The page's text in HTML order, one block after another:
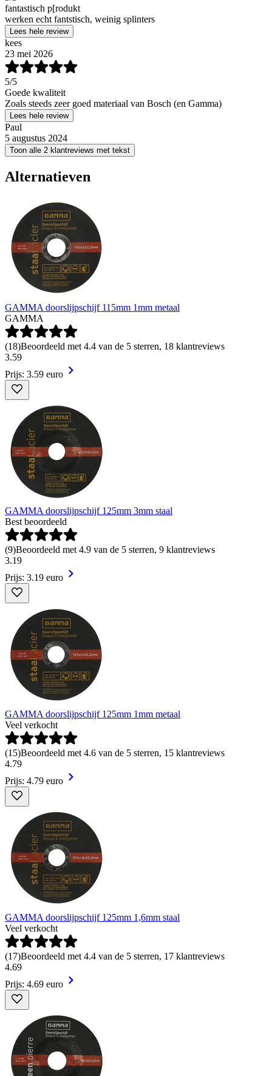
fantastisch p[rodukt
werken echt fantstisch, weinig splinters
Lees hele review
kees
23 mei 2026
5/5
Goede kwaliteit
Zoals steeds zeer goed materiaal van Bosch (en Gamma)
Lees hele review
Paul
5 augustus 2024
Toon alle 2 klantreviews met tekst
Alternatieven
GAMMA doorslijpschijf 115mm 1mm metaal
GAMMA
(18)Beoordeeld met 4.4 van de 5 sterren, 18 klantreviews
3.59
Prijs: 3.59 euro
GAMMA doorslijpschijf 125mm 3mm staal
Best beoordeeld
(9)Beoordeeld met 4.9 van de 5 sterren, 9 klantreviews
3.19
Prijs: 3.19 euro
GAMMA doorslijpschijf 125mm 1mm metaal
Veel verkocht
(15)Beoordeeld met 4.6 van de 5 sterren, 15 klantreviews
4.79
Prijs: 4.79 euro
GAMMA doorslijpschijf 125mm 1,6mm staal
Veel verkocht
(17)Beoordeeld met 4.4 van de 5 sterren, 17 klantreviews
4.69
Prijs: 4.69 euro